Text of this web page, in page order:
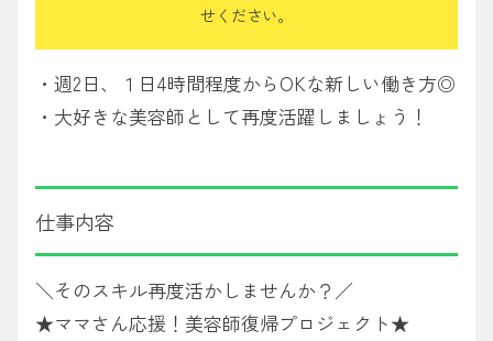
せください。
・週2日、１日4時間程度からOKな新しい働き方◎
・大好きな美容師として再度活躍しましょう！
仕事内容
＼そのスキル再度活かしませんか？／
★ママさん応援！美容師復帰プロジェクト★